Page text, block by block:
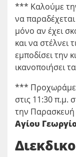
*** Καλούμε
να
μόνο αν έχει
και να στέλνει
εμποδίσει την
ικανοποιήσει
*** Προχωράμε
στις 11:30 π.μ.
την Παρασκευή
Αγίου